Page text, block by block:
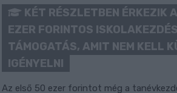
KÉT RÉSZLETBEN ÉRKEZIK
EZER FORINTOS
TÁMOGATÁS, AMIT NEM KELL
IGÉNYELNI
Az első 50 ezer forintot még a